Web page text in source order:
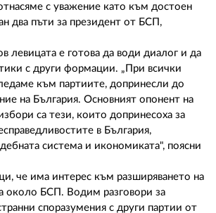
с уважение като към достоен
два пъти за президент от БСП,
левицата е готова да води диалог и да
с други формации. „При всички
към партиите, допринесли до
на България. Основният опонент на
са тези, които допринесоха за
в България,
система и икономиката", поясни
че има интерес към разширяването на
около БСП. Водим разговори за
споразумения с други партии от